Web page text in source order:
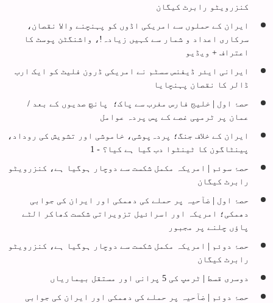
کنزرویٹو رابرٹ کیگان
ایران کے حملوں سے امریکی اڈوں کو پہنچنے والا نقصان،
سرکاری اعداد و شمار سے کہیں زیادہ!، واشنگٹن پوسٹ کا
اعتراف + ویڈیو
ایرانی ایئر ڈیفنس سسٹم نے امریکی ڈرون فلیٹ کو ایک ارب
ڈالر کا نقصان پہنچایا
حصۂ اول | خلیج فارس مغرب سے پاک؛ پانچ صدیوں کے بعد /
عمان پر ٹرمپی غصے کے پس پردہ عوامل
ایران کے خلاف جنگ؛ پردہ‌پوشی، خاموشی اور تشویش کی روداد،
پینٹاگون کا ٹینٹوا دب گیا ہے کیا؟ - 1
حصۂ سوئم | امریکہ مکمل شکست سے دوچار ہوگیا ہے، کنزرویٹو
رابرٹ کیگان
حصۂ اول | ضآحیہ پر حملے کی دھمکی اور ایران کی جوابی
دھمکی؛ امریکہ اور اسرائیل تزویراتی شکست کھاکر الٹے
پاؤں چلنے پر مجبور
حصۂ دوئم | امریکہ مکمل شکست سے دوچار ہوگیا ہے، کنزرویٹو
رابرٹ کیگان
دوسری قسط | ٹرمپ کی 5 پرانی اور مستقل بیماریاں
حصۂ دوئم | ضآحیہ پر حملے کی دھمکی اور ایران کی جوابی